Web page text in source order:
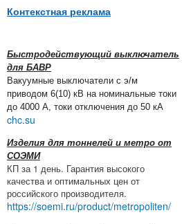
Контекстная реклама
Быстродействующий выключатель
для БАВР
Вакуумные выключатели с э/м
приводом 6(10) кВ на номинальные токи
до 4000 А, токи отключения до 50 кА
chc.su
Изделия для тоннелей и метро от
СОЭМИ
КП за 1 день. Гарантия высокого
качества и оптимальных цен от
российского производителя.
https://soemi.ru/product/metropoliten/